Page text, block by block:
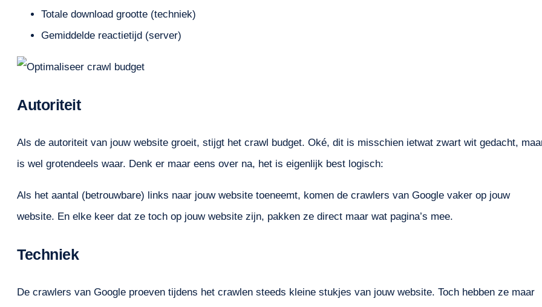
Totale download grootte (techniek)
Gemiddelde reactietijd (server)
Autoriteit
Als de autoriteit van jouw website groeit, stijgt het crawl budget. Oké, dit is misschien ietwat zwart wit gedacht,
is wel grotendeels waar. Denk er maar eens over na, het is eigenlijk best logisch:
Als het aantal (betrouwbare) links naar jouw website toeneemt, komen de crawlers van Google vaker op jouw
website. En elke keer dat ze toch op jouw website zijn, pakken ze direct maar wat pagina’s mee.
Techniek
De crawlers van Google proeven tijdens het crawlen steeds kleine stukjes van jouw website. Toch hebben ze maar